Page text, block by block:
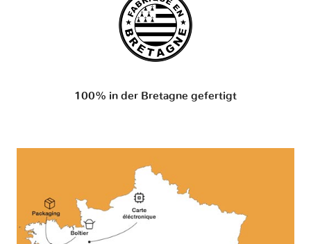
100% in der Bretagne gefertigt